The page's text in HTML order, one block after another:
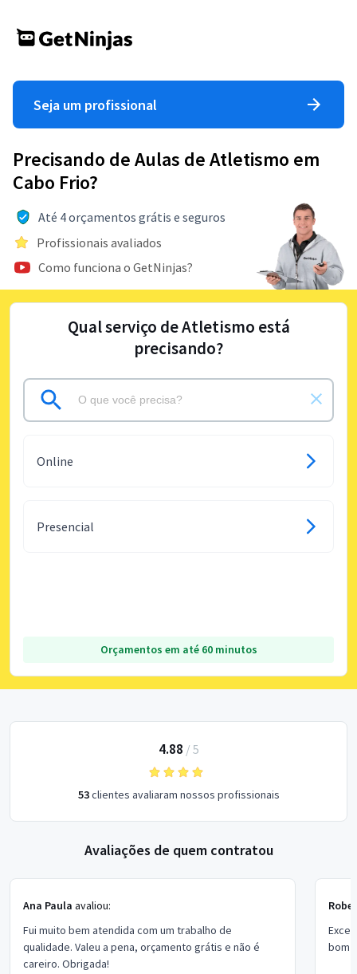
Seja um profissional
Precisando de Aulas de Atletismo em
Cabo Frio?
Até 4 orçamentos grátis e seguros
Profissionais avaliados
Como funciona o GetNinjas?
Qual serviço de Atletismo está
precisando?
Online
Presencial
Orçamentos em até 60 minutos
4.88 / 5
53clientes avaliaram nossos profissionais
Avaliações de quem contratou
Ana Paula avaliou:
Fui muito bem atendida com um trabalho de
qualidade. Valeu a pena, orçamento grátis e não é
careiro. Obrigada!
bom